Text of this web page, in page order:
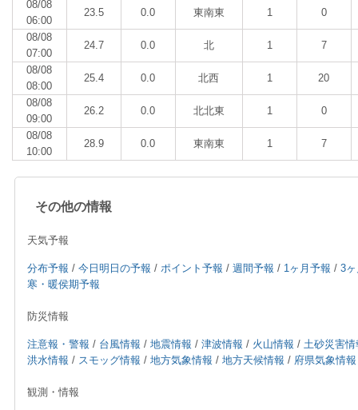
08/08
06:00
23.5 0.0 東南東 1 0
08/08
07:00
24.7 0.0 北 1 7
08/08
08:00
25.4 0.0 北西 1 20
08/08
09:00
26.2 0.0 北北東 1 0
08/08
10:00
28.9 0.0 東南東 1 7
その他の情報
天気予報
分布予報 / 今日明日の予報 / ポイント予報 / 週間予報 / 1ヶ月予報 / 3
寒・暖侯期予報
防災情報
注意報・警報 / 台風情報 / 地震情報 / 津波情報 / 火山情報 / 土砂災害情
洪水情報 / スモッグ情報 / 地方気象情報 / 地方天候情報 / 府県気象情報
観測・情報